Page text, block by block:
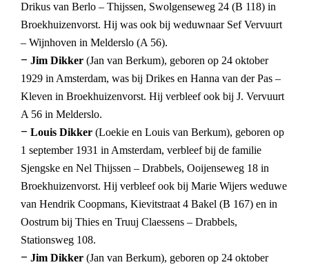
Drikus van Berlo – Thijssen, Swolgenseweg 24 (B 118) in
Broekhuizenvorst. Hij was ook bij weduwnaar Sef Vervuurt
– Wijnhoven in Melderslo (A 56).
– Jim Dikker (Jan van Berkum), geboren op 24 oktober
1929 in Amsterdam, was bij Drikes en Hanna van der Pas –
Kleven in Broekhuizenvorst. Hij verbleef ook bij J. Vervuurt
A 56 in Melderslo.
– Louis Dikker (Loekie en Louis van Berkum), geboren op
1 september 1931 in Amsterdam, verbleef bij de familie
Sjengske en Nel Thijssen – Drabbels, Ooijenseweg 18 in
Broekhuizenvorst. Hij verbleef ook bij Marie Wijers weduwe
van Hendrik Coopmans, Kievitstraat 4 Bakel (B 167) en in
Oostrum bij Thies en Truuj Claessens – Drabbels,
Stationsweg 108.
– Jim Dikker (Jan van Berkum), geboren op 24 oktober